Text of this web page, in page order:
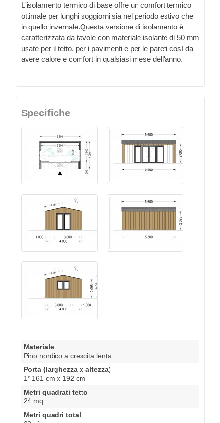
L'isolamento termico di base offre un comfort termico
ottimale per lunghi soggiorni sia nel periodo estivo che
in quello invernale.Questa versione di isolamento è
caratterizzata da tavole con materiale isolante di 50 mm
usate per il tetto, per i pavimenti e per le pareti così da
avere calore e comfort in qualsiasi mese dell'anno.
Specifiche
Materiale
Pino nordico a crescita lenta
Porta (larghezza x altezza)
1* 161 cm x 192 cm
Metri quadrati tetto
24 mq
Metri quadri totali